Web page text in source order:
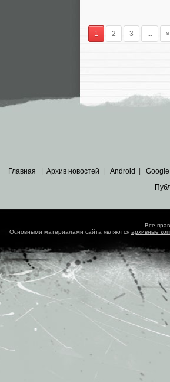
1 2 3 »
Главная Архив новостей Android Google
Все
Основными материалами сайта являются архивные